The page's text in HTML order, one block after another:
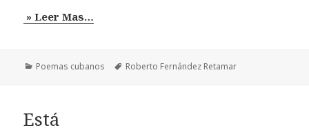
» Leer Mas…
Categorías
Poemas cubanos Etiquetas
Roberto Fernández Retamar
Está